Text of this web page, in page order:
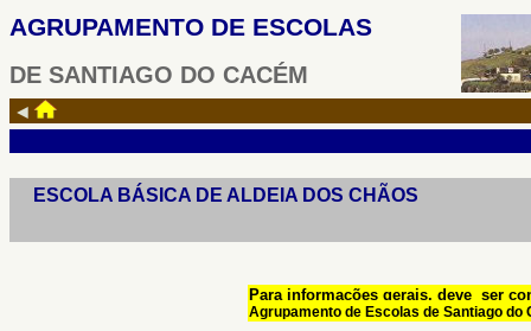
AGRUPAMENTO DE ESCOLAS
DE SANTIAGO DO CACÉM
◄
ESCOLA BÁSICA DE ALDEIA DOS CHÃOS
Para informações gerais, deve ser
Agrupamento de Escolas de Santiago do